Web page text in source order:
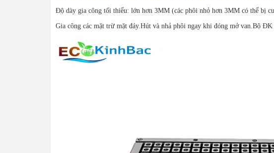
Độ dày gia công tối thiểu: lớn hơn 3MM (các phôi nhỏ hơn 3MM có thể bị
Gia công các mặt trừ mặt đáy.Hút và nhả phôi ngay khi đóng mở van.Bộ